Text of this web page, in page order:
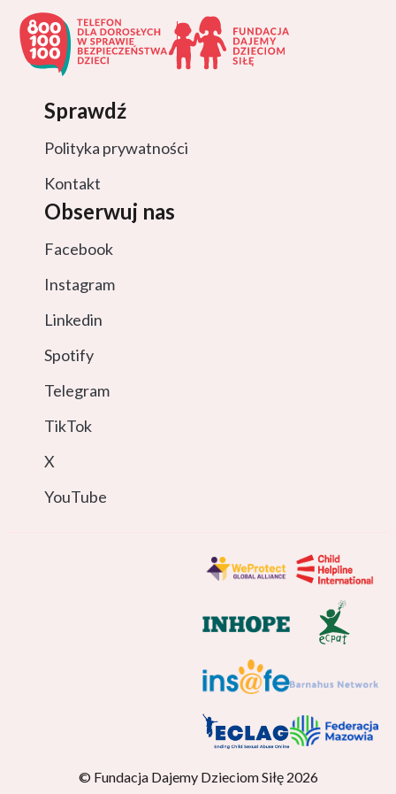
Sprawdź
Polityka prywatności
Kontakt
Obserwuj nas
Facebook
Instagram
Linkedin
Spotify
Telegram
TikTok
X
YouTube
© Fundacja Dajemy Dzieciom Siłę 2026